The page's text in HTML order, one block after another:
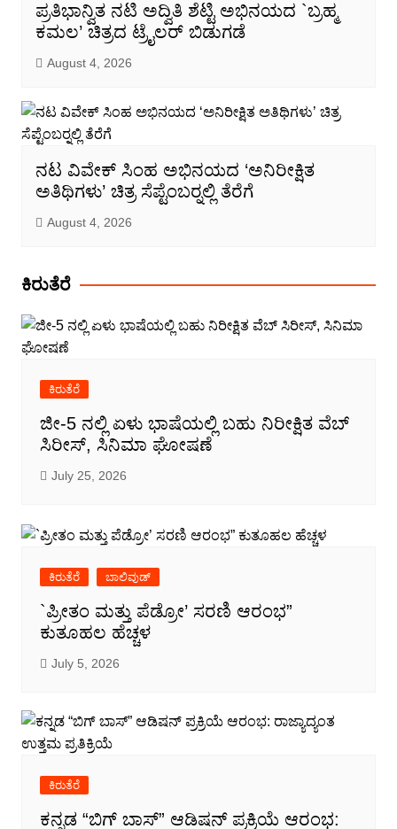
ಪ್ರತಿಭಾನ್ವಿತ ನಟಿ ಅದ್ವಿತಿ ಶೆಟ್ಟಿ ಅಭಿನಯದ `ಬ್ರಹ್ಮ
ಕಮಲ’ ಚಿತ್ರದ ಟ್ರೈಲರ್ ಬಿಡುಗಡೆ
August 4, 2026
ನಟ ವಿವೇಕ್ ಸಿಂಹ ಅಭಿನಯದ ‘ಅನಿರೀಕ್ಷಿತ
ಅತಿಥಿಗಳು’ ಚಿತ್ರ ಸೆಪ್ಟೆಂಬರ್‍ನಲ್ಲಿ ತೆರೆಗೆ
August 4, 2026
ಕಿರುತೆರೆ
ಕಿರುತೆರೆ
ಜೀ-5 ನಲ್ಲಿ ಏಳು ಭಾಷೆಯಲ್ಲಿ ಬಹು ನಿರೀಕ್ಷಿತ ವೆಬ್
ಸಿರೀಸ್, ಸಿನಿಮಾ ಘೋಷಣೆ
July 25, 2026
ಕಿರುತೆರೆ ಬಾಲಿವುಡ್
`ಪ್ರೀತಂ ಮತ್ತು ಪೆಡ್ರೋ’ ಸರಣಿ ಆರಂಭ”
ಕುತೂಹಲ ಹೆಚ್ಚಳ
July 5, 2026
ಕಿರುತೆರೆ
ಕನ್ನಡ “ಬಿಗ್ ಬಾಸ್” ಆಡಿಷನ್ ಪ್ರಕ್ರಿಯೆ ಆರಂಭ: